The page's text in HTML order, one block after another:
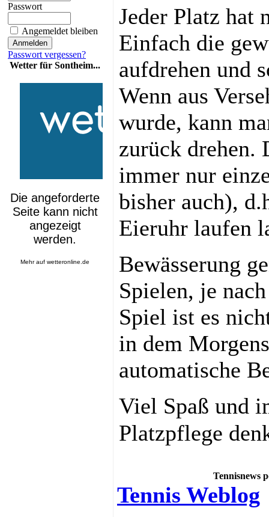
Passwort
Angemeldet bleiben
Passwort vergessen?
Wetter für Sontheim...
Mehr aufwetteronline.de
Jeder Platz hat
Einfach die
aufdrehen und
Wenn aus
wurde, kann
zurück drehen.
immer nur
bisher auch),
Eieruhr laufen
Bewässerung
Spielen, je
Spiel ist es
in dem
automatische
Viel Spaß und
Platzpflege
Tennisnews
Tennis Weblog